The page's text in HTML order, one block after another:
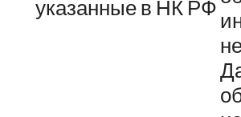
указанные в НК РФ